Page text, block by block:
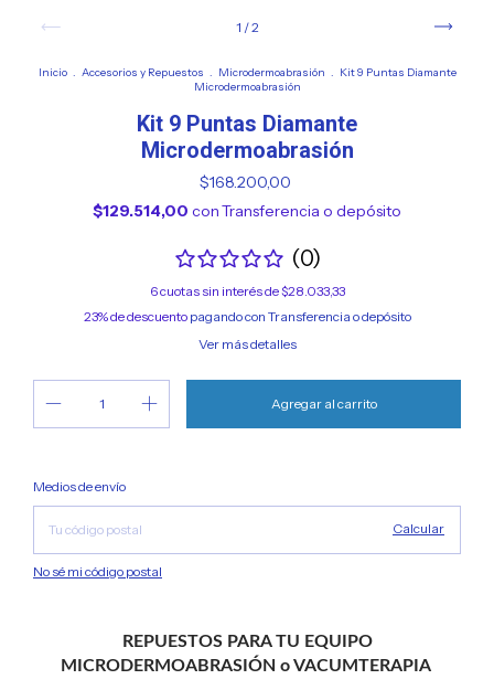
1 /2
Inicio . Accesorios y Repuestos . Microdermoabrasión . Kit 9 Puntas Diamante
Microdermoabrasión
Kit 9 Puntas Diamante
Microdermoabrasión
$168.200,00
$129.514,00 conTransferencia o depósito
(0)
6cuotas sin interés de$28.033,33
23% de descuentopagando con Transferencia o depósito
Ver más detalles
Entregas para el CP:
Medios de envío
Calcular
No sé mi código postal
REPUESTOS PARA TU EQUIPO
MICRODERMOABRASIÓN o VACUMTERAPIA